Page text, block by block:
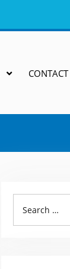
CONTACT